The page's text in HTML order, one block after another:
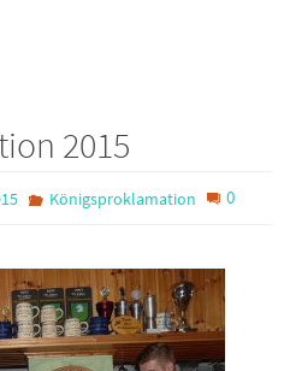
2015
Königsproklamation 0